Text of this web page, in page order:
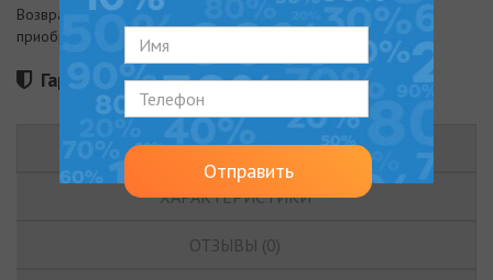
Возврат товара возможен в течение 14 дней с момента
приобретения
Гарантия 36 месяцев
ОПИСАНИЕ
ХАРАКТЕРИСТИКИ
ОТЗЫВЫ (0)
Отправить